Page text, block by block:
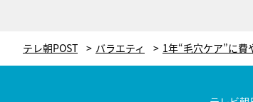
テレ朝POST バラエティ